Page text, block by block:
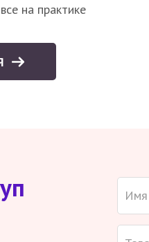
на практике